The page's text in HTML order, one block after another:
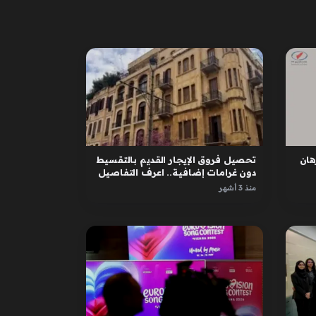
تحصيل فروق الإيجار القديم بالتقسيط
دون غرامات إضافية.. اعرف التفاصيل
منذ 3 أشهر